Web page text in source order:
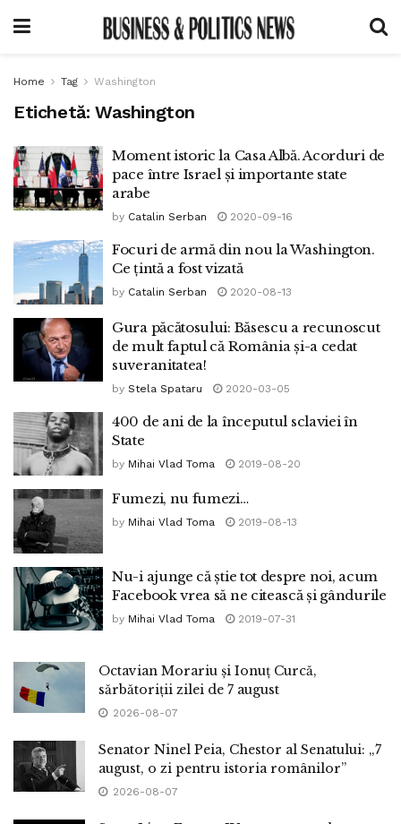
Home Tag Washington
Etichetă: Washington
Moment istoric la Casa Albă. Acorduri de
pace între Israel și importante state
arabe
by Catalin Serban 2020-09-16
Focuri de armă din nou la Washington.
Ce țintă a fost vizată
by Catalin Serban 2020-08-13
Gura păcătosului: Băsescu a recunoscut
de mult faptul că România și-a cedat
suveranitatea!
by Stela Spataru 2020-03-05
400 de ani de la începutul sclaviei în
State
by Mihai Vlad Toma 2019-08-20
Fumezi, nu fumezi…
by Mihai Vlad Toma 2019-08-13
Nu-i ajunge că știe tot despre noi, acum
Facebook vrea să ne citească și gândurile
by Mihai Vlad Toma 2019-07-31
Octavian Morariu și Ionuț Curcă,
sărbătoriții zilei de 7 august
2026-08-07
Senator Ninel Peia, Chestor al Senatului: „7
august, o zi pentru istoria românilor”
2026-08-07